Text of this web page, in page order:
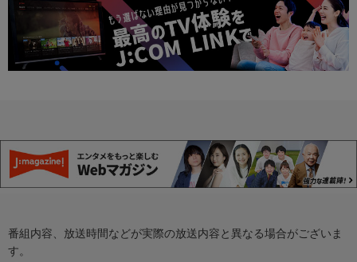
番組内容、放送時間などが実際の放送内容と異なる場合がございま
す。